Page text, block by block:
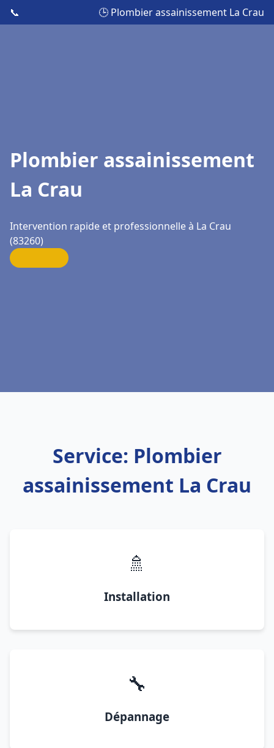
📞 🕒 Plombier assainissement La Crau
Plombier assainissement
La Crau
Intervention rapide et professionnelle à La Crau
(83260)
Service: Plombier
assainissement La Crau
🚿
Installation
🔧
Dépannage